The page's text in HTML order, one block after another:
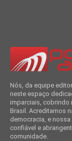
Nós, da equipe
neste espaço
imparciais, cobrindo
Brasil. Acreditamos
democracia, e
confiável e
comunidade.